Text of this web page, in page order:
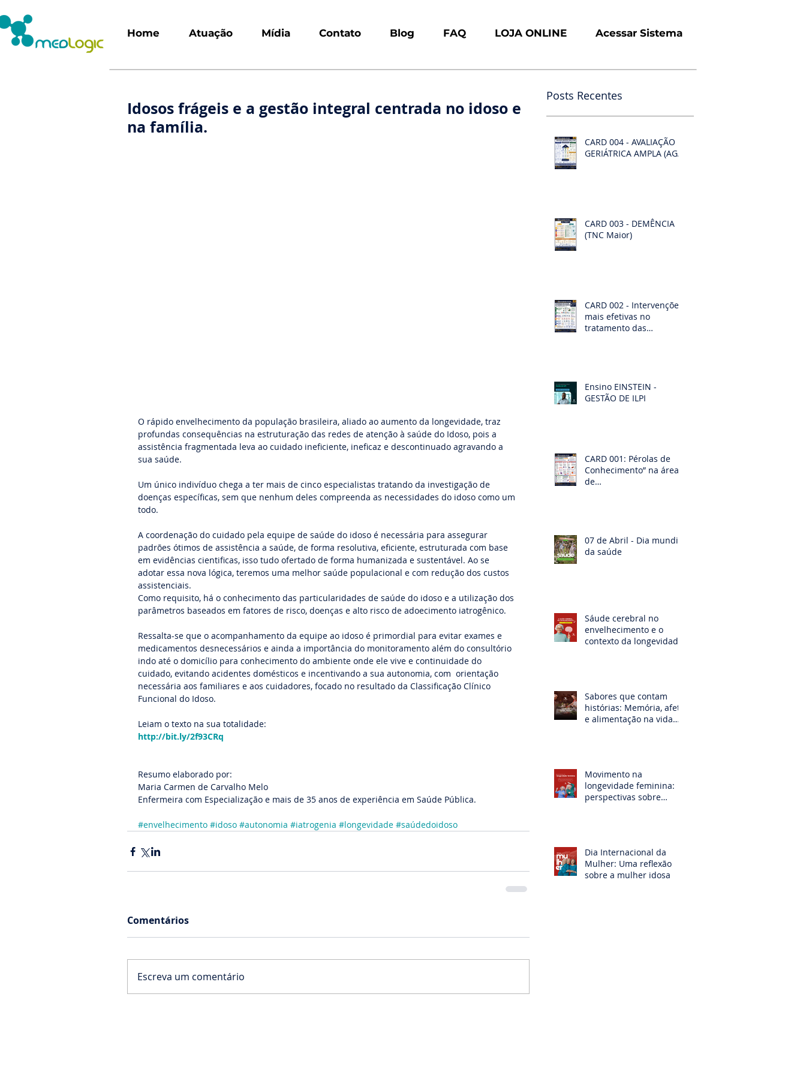
Home Atuação Mídia Contato Blog FAQ LOJA ONLINE Acessar Sistema
Idosos frágeis e a gestão integral centrada no idoso e
na família.
O rápido envelhecimento da população brasileira, aliado ao aumento da longevidade, traz
profundas consequências na estruturação das redes de atenção à saúde do Idoso, pois a
assistência fragmentada leva ao cuidado ineficiente, ineficaz e descontinuado agravando a
sua saúde.
Um único indivíduo chega a ter mais de cinco especialistas tratando da investigação de
doenças específicas, sem que nenhum deles compreenda as necessidades do idoso como um
todo.
A coordenação do cuidado pela equipe de saúde do idoso é necessária para assegurar
padrões ótimos de assistência a saúde, de forma resolutiva, eficiente, estruturada com base
em evidências cientificas, isso tudo ofertado de forma humanizada e sustentável. Ao se
adotar essa nova lógica, teremos uma melhor saúde populacional e com redução dos custos
assistenciais.
Como requisito, há o conhecimento das particularidades de saúde do idoso e a utilização dos
parâmetros baseados em fatores de risco, doenças e alto risco de adoecimento iatrogênico.
Ressalta-se que o acompanhamento da equipe ao idoso é primordial para evitar exames e
medicamentos desnecessários e ainda a importância do monitoramento além do consultório
indo até o domicílio para conhecimento do ambiente onde ele vive e continuidade do
cuidado, evitando acidentes domésticos e incentivando a sua autonomia, com  orientação
necessária aos familiares e aos cuidadores, focado no resultado da Classificação Clínico
Funcional do Idoso.
Leiam o texto na sua totalidade:
http://bit.ly/2f93CRq
Resumo elaborado por:
Maria Carmen de Carvalho Melo
Enfermeira com Especialização e mais de 35 anos de experiência em Saúde Pública.
#envelhecimento #idoso #autonomia #iatrogenia #longevidade #saúdedoidoso
Comentários
Escreva um comentário
Posts Recentes
CARD 004 - AVALIAÇÃO
GERIÁTRICA AMPLA (AGA)
CARD 003 - DEMÊNCIA
(TNC Maior)
CARD 002 - Intervenções
mais efetivas no
tratamento das
Ensino EINSTEIN -
GESTÃO DE ILPI
CARD 001: Pérolas de
Conhecimento” na área
de
07 de Abril - Dia mundial
da saúde
Sáude cerebral no
envelhecimento e o
contexto da longevidade
Sabores que contam
histórias: Memória, afeto
e alimentação na vida
Movimento na
longevidade feminina:
perspectivas sobre
Dia Internacional da
Mulher: Uma reflexão
sobre a mulher idosa